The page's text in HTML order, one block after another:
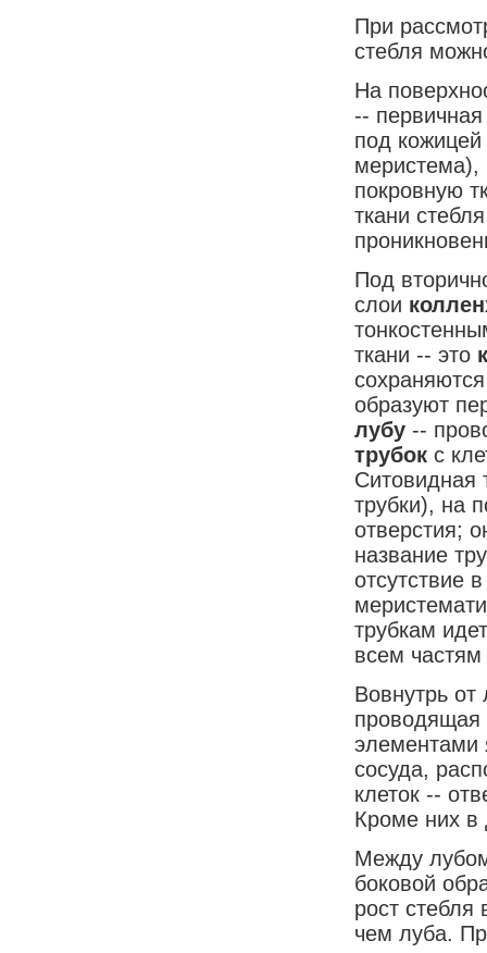
При
стебля
На
--
под
меристема),
покровную
ткани
Под
слои
ткани -- это
образуют
лубу --
трубок с
Ситовидная
трубки), на
отверстия;
название
отсутствие
трубкам
всем частям
Вовнутрь от
проводящая
сосуда,
клеток --
Кроме них в
Между
боковой
рост
чем луба.